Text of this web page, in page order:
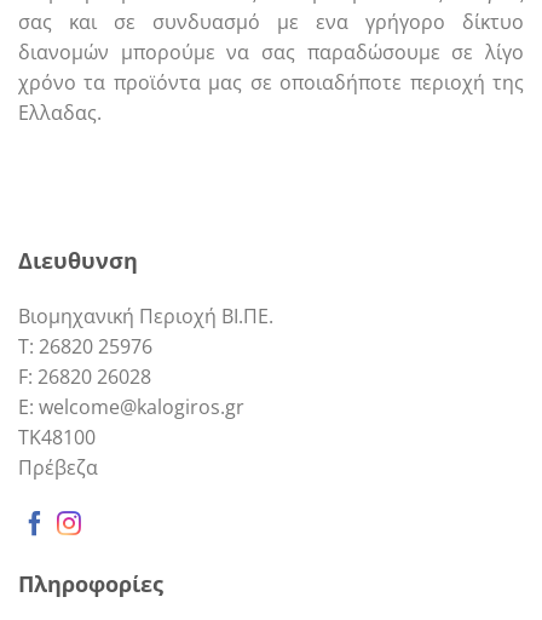
σας και σε συνδυασμό με ενα γρήγορο δίκτυο
διανομών μπορούμε να σας παραδώσουμε σε λίγο
χρόνο τα προϊόντα μας σε οποιαδήποτε περιοχή της
Ελλαδας.
Διευθυνση
Βιομηχανική Περιοχή ΒΙ.ΠΕ.
Τ: 26820 25976
F: 26820 26028
E: welcome@kalogiros.gr
TK48100
Πρέβεζα
Πληροφορίες